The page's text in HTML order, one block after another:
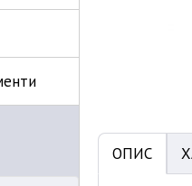
ОПИС